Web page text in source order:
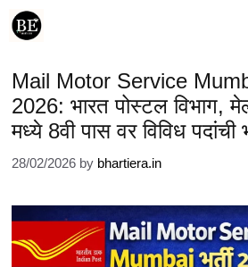
Skip
Mail Motor Service
2026: भारत पोस्टल विभाग,
मध्ये 8वी पास वर विविध पदांची
28/02/2026 by bhartiera.in